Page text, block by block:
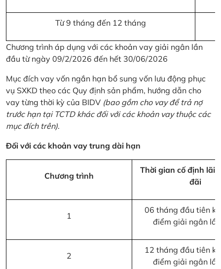
Từ 9 tháng đến 12 tháng
Chương trình áp dụng với các khoản vay giải ngân lần
đầu từ ngày 09/2/2026 đến hết 30/06/2026
Mục đích vay vốn ngắn hạn bổ sung vốn lưu động phục
vụ SXKD theo các Quy định sản phẩm, hướng dẫn cho
vay từng thời kỳ của BIDV (bao gồm cho vay để trả nợ
trước hạn tại TCTD khác đối với các khoản vay thuộc các
mục đích trên).
Đối với các khoản vay trung dài hạn
Chương trình
Thời gian cố định lãi
đãi
1
06 tháng đầu tiên
điểm giải ngân
2
12 tháng đầu tiên
điểm giải ngân